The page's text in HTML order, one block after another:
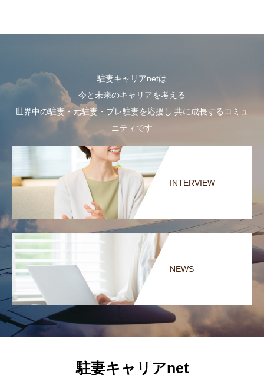
駐妻キャリアnetは
今と未来のキャリアを考える
世界中の駐妻・元駐妻・プレ駐妻を応援し 共に成長するコミュ
ニティです
INTERVIEW
NEWS
駐妻キャリアnet